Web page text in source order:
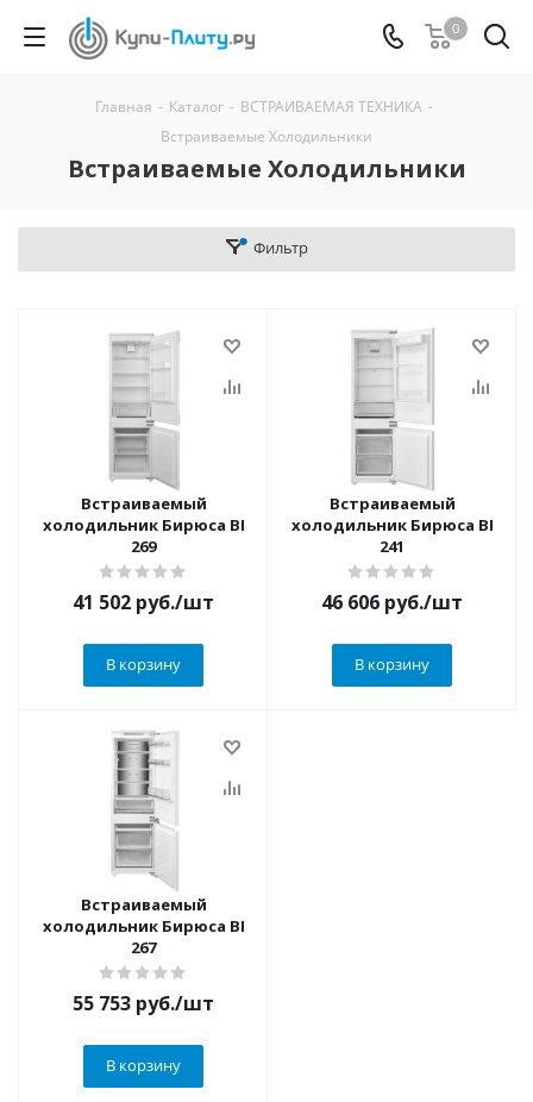
0
Главная - Каталог - ВСТРАИВАЕМАЯ ТЕХНИКА -
Встраиваемые Холодильники
Встраиваемые Холодильники
Фильтр
Встраиваемый
холодильник Бирюса BI
269
41 502 руб./шт
В корзину
Встраиваемый
холодильник Бирюса BI
241
46 606 руб./шт
В корзину
Встраиваемый
холодильник Бирюса BI
267
55 753 руб./шт
В корзину